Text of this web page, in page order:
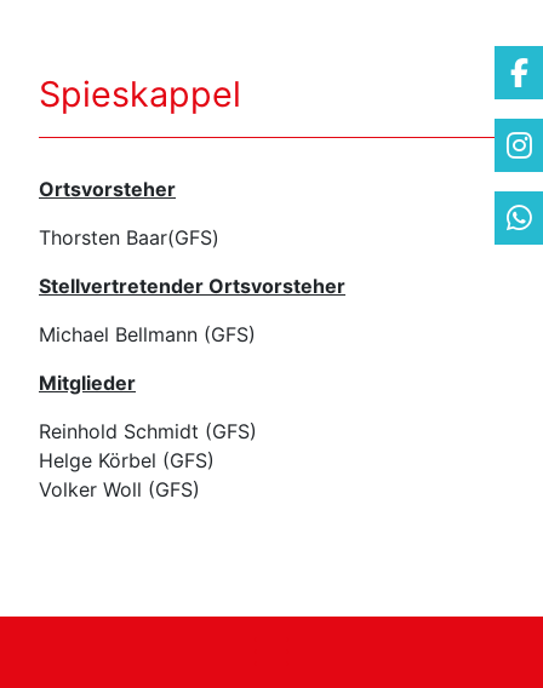
Spieskappel
Ortsvorsteher
Thorsten Baar(GFS)
Stellvertretender Ortsvorsteher
Michael Bellmann (GFS)
Mitglieder
Reinhold Schmidt (GFS)
Helge Körbel (GFS)
Volker Woll (GFS)